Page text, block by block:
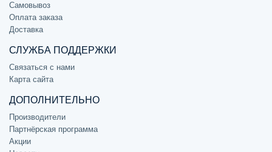
Самовывоз
Оплата заказа
Доставка
СЛУЖБА ПОДДЕРЖКИ
Связаться с нами
Карта сайта
ДОПОЛНИТЕЛЬНО
Производители
Партнёрская программа
Акции